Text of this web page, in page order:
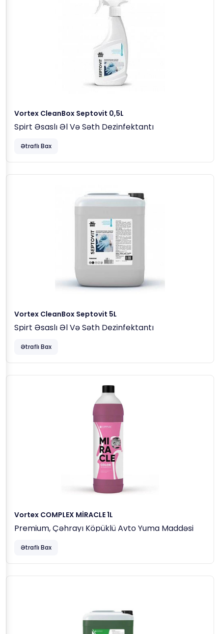
Vortex CleanBox Septovit 0,5L
Spirt Əsaslı Əl Və Səth Dezinfektantı
Ətraflı Bax
Vortex CleanBox Septovit 5L
Spirt Əsaslı Əl Və Səth Dezinfektantı
Ətraflı Bax
Vortex COMPLEX MİRACLE 1L
Premium, Çəhrayı Köpüklü Avto Yuma Maddəsi
Ətraflı Bax